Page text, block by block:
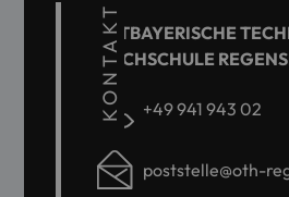
KONTAKT
OSTBAYERISCHE
HOCHSCHULE
+49 941 943 02
poststelle@oth-